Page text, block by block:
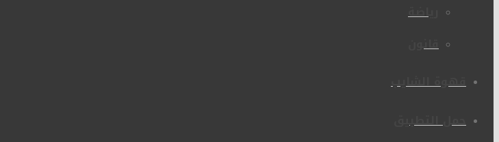
رياضة
قانون
قهوة الشايب
حمل التطبيق